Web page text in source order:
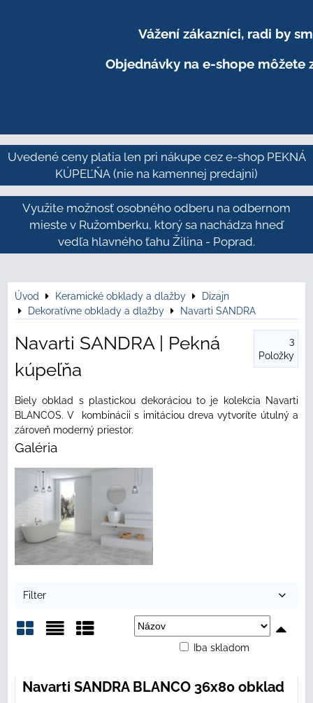
Vážení zákazníci, radi by
Objednávky na e-shope môžete
Uvedené ceny platia len pri nákupe cez e-shop PEKNÁ
KÚPEĽŇA (nie na kamennej predajni)
Využite možnosť osobného odberu na odbernom
mieste v Ružomberku, ktorý sa nachádza hneď
vedľa hlavného ťahu Žilina - Poprad.
Úvod Keramické obklady a dlažby
Dizajn
Dekoratívne obklady a dlažby
Navarti SANDRA
Navarti SANDRA | Pekná
kúpeľňa
3
Položky
Biely obklad s plastickou dekoráciou to je kolekcia Navarti
BLANCOS. V kombinácii s imitáciou dreva vytvoríte útulný a
zároveň moderný priestor.
Galéria
Filter
Iba skladom
Navarti SANDRA BLANCO 36x80 obklad